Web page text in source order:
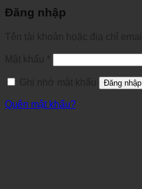
Đăng nhập
Đăng nhập
Quên mật khẩu?